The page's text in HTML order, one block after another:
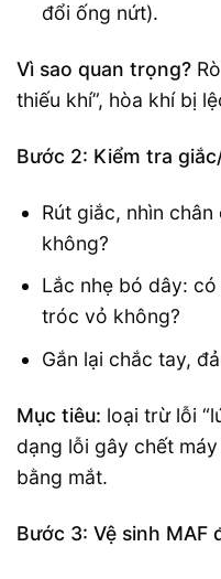
đổi ống nứt).
Vì sao quan trọng?
thiếu khí”, hòa khí bị
Bước 2: Kiểm tra
Rút giắc, nhìn
không?
Lắc nhẹ bó dây:
tróc vỏ không?
Gắn lại chắc tay,
Mục tiêu: loại trừ lỗi
dạng lỗi gây chết
bằng mắt.
Bước 3: Vệ sinh MAF